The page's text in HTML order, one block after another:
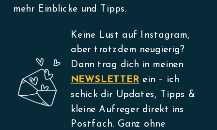
Keine Lust auf Instagram,
aber trotzdem neugierig?
Dann trag dich in meinen
NEWSLETTER ein – ich
schick dir Updates, Tipps &
kleine Aufreger direkt ins
Postfach. Ganz ohne
mehr Einblicke und Tipps.